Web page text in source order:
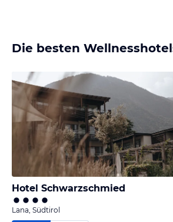
Die besten
Hotel Schwarzschmied
Lana, Südtirol